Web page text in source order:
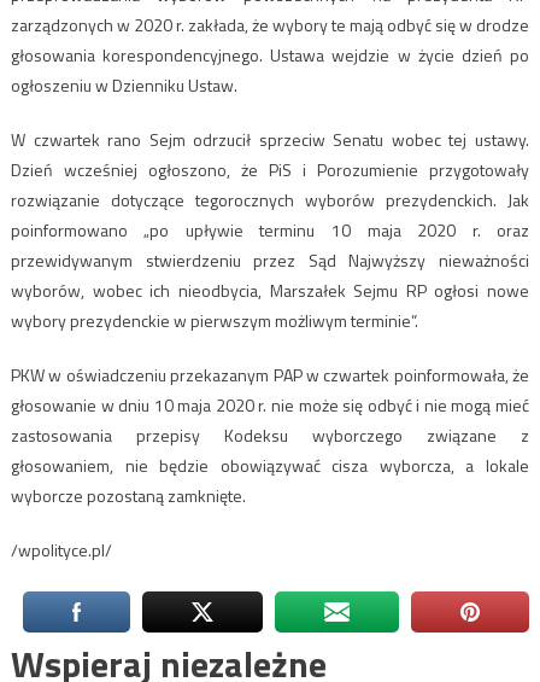
zarządzonych w 2020 r. zakłada, że wybory te mają odbyć się w drodze
głosowania korespondencyjnego. Ustawa wejdzie w życie dzień po
ogłoszeniu w Dzienniku Ustaw.
W czwartek rano Sejm odrzucił sprzeciw Senatu wobec tej ustawy.
Dzień wcześniej ogłoszono, że PiS i Porozumienie przygotowały
rozwiązanie dotyczące tegorocznych wyborów prezydenckich. Jak
poinformowano „po upływie terminu 10 maja 2020 r. oraz
przewidywanym stwierdzeniu przez Sąd Najwyższy nieważności
wyborów, wobec ich nieodbycia, Marszałek Sejmu RP ogłosi nowe
wybory prezydenckie w pierwszym możliwym terminie”.
PKW w oświadczeniu przekazanym PAP w czwartek poinformowała, że
głosowanie w dniu 10 maja 2020 r. nie może się odbyć i nie mogą mieć
zastosowania przepisy Kodeksu wyborczego związane z
głosowaniem, nie będzie obowiązywać cisza wyborcza, a lokale
wyborcze pozostaną zamknięte.
/wpolityce.pl/
Wspieraj niezależne